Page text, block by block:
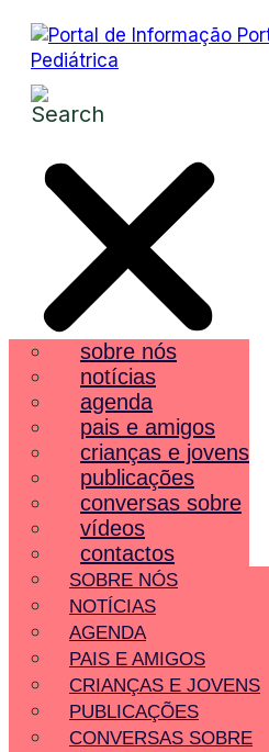
sobre nós
notícias
agenda
pais e amigos
crianças e jovens
publicações
conversas sobre
vídeos
contactos
SOBRE NÓS
NOTÍCIAS
AGENDA
PAIS E AMIGOS
CRIANÇAS E JOVENS
PUBLICAÇÕES
CONVERSAS SOBRE